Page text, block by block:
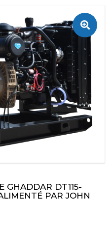
GHADDAR DT115-
PAR JOHN